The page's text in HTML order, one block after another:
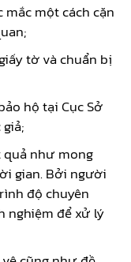
một cách cặn
tờ và chuẩn bị
hộ tại Cục Sở
quả như mong
gian. Bởi người
độ chuyên
nghiệm để xử lý